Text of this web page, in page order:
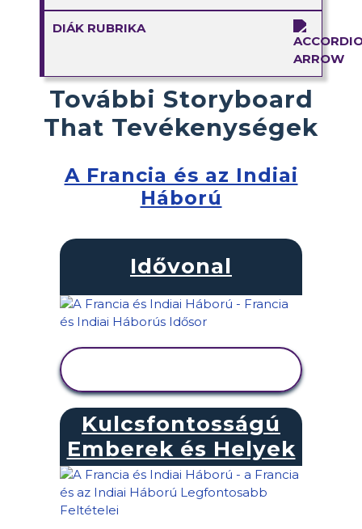
DIÁK RUBRIKA
További Storyboard
That Tevékenységek
A Francia és az Indiai
Háború
Idővonal
Kulcsfontosságú
Emberek és Helyek